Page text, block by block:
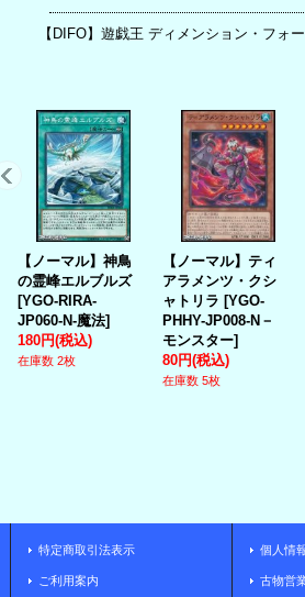
【DIFO】遊戯王 ディメンション・フォ
【ノーマル】神鳥
の霊峰エルブルズ
[YGO-RIRA-
JP060-N-魔法]
180円(税込)
在庫数 2枚
【ノーマル】ティ
アラメンツ・クシ
ャトリラ [YGO-
PHHY-JP008-N－
モンスター]
80円(税込)
在庫数 5枚
特定商取引法表示
ご利用案内
個人情
古物営